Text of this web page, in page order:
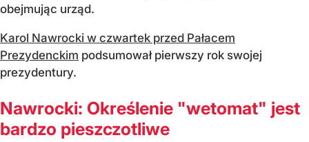
obejmując urząd.
Karol Nawrocki w czwartek przed Pałacem
Prezydenckim podsumował pierwszy rok swojej
prezydentury.
Nawrocki: Określenie "wetomat" jest
bardzo pieszczotliwe